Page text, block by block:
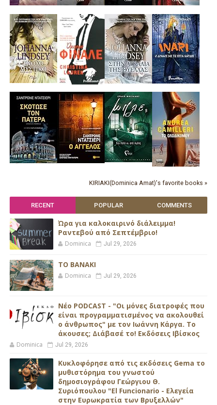
KIRIAKI(Dominica Amat)'s favorite books »
RECENT POPULAR COMMENTS
Ώρα για καλοκαιρινό διάλειμμα!
Ραντεβού από Σεπτέμβριο!
Dominica Jul 29, 2026
ΤΟ ΒΑΝΑΚΙ
Dominica Jul 29, 2026
Νέο PODCAST - "Οι μόνες διατροφές που
είναι προγραμματισμένος να ακολουθεί
ο άνθρωπος" με τον Ιωάννη Κάργα. Το
άκουσες; Διάβασέ το! Εκδόσεις Ιβίσκος
Dominica Jul 29, 2026
Κυκλοφόρησε από τις εκδόσεις Gema το
μυθιστόρημα του γνωστού
δημοσιογράφου Γεώργιου Θ.
Συριόπουλου "El Funcionario - Ελεγεία
στην Ευρωκρατία των Βρυξελλών"